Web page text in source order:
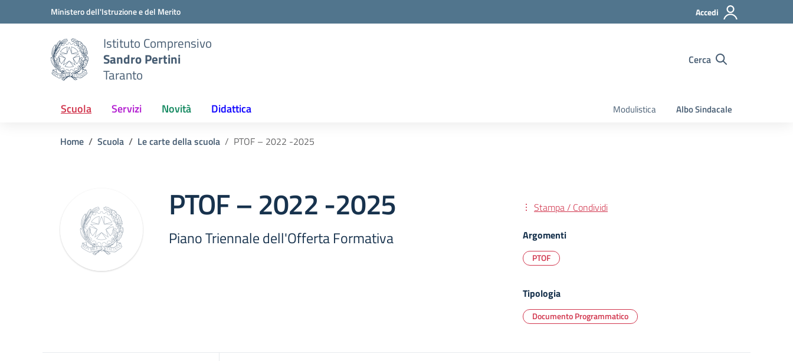
Vai ai contenuti
Vai al menu di navigazioneMinistero dell'Istruzione e del Merito Accedi
Istituto Comprensivo
Sandro Pertini
Taranto
Cerca
Scuola Servizi Novità Didattica Modulistica Albo Sindacale
Home Scuola Le carte della scuola PTOF – 2022 -2025
PTOF – 2022 -2025
Piano Triennale dell'Offerta Formativa
Stampa / Condividi
Argomenti
PTOF
Tipologia
Documento Programmatico